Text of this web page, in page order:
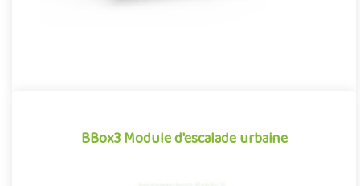
BBox3 Module d'escalade urbaine